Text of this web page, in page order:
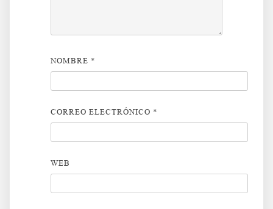
NOMBRE *
CORREO ELECTRÓNICO *
WEB